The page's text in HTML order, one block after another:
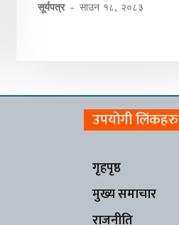
सूर्यपत्र - साउन १८, २०८३
उपयोगी लिंकहरु
गृहपृष्ठ
मुख्य समाचार
राजनीति